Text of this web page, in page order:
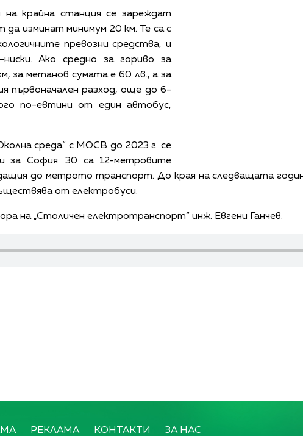
на крайна станция се зареждат
изминат минимум 20 км. Те са с
превозни средства, и
Ако средно за гориво за
за метанов сумата е 60 лв., а за
първоначален разход, още до 6-
по-евтини от един автобус,
среда“ с МОСВ до 2023 г. се
за София. 30 са 12-метровите
до метрото транспорт. До края на следващата
от електробуси.
на „Столичен електротранспорт“ инж. Евгени Ганчев:
РЕКЛАМА КОНТАКТИ ЗА НАС